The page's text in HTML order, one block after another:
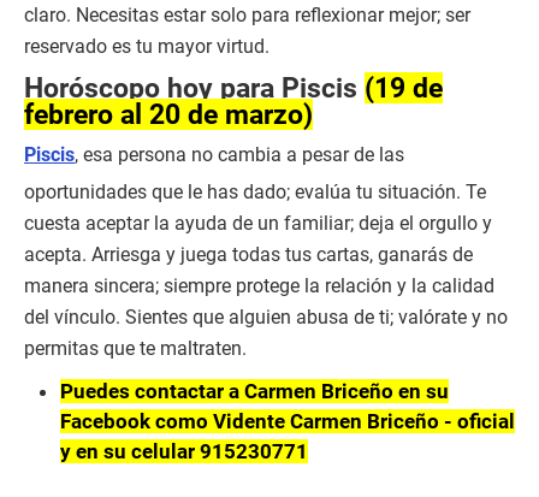
claro. Necesitas estar solo para reflexionar mejor; ser
reservado es tu mayor virtud.
Horóscopo hoy para Piscis (19 de
febrero al 20 de marzo)
Piscis, esa persona no cambia a pesar de las
oportunidades que le has dado; evalúa tu situación. Te
cuesta aceptar la ayuda de un familiar; deja el orgullo y
acepta. Arriesga y juega todas tus cartas, ganarás de
manera sincera; siempre protege la relación y la calidad
del vínculo. Sientes que alguien abusa de ti; valórate y no
permitas que te maltraten.
Puedes contactar a Carmen Briceño en su
Facebook como Vidente Carmen Briceño - oficial
y en su celular 915230771